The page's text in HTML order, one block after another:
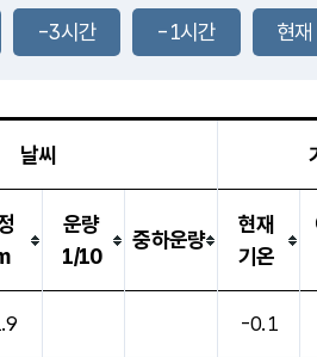
1.1m/s
-3시간 -1시간 현재
날씨
운량
1/10
중하운량
현재
기온
-0.1